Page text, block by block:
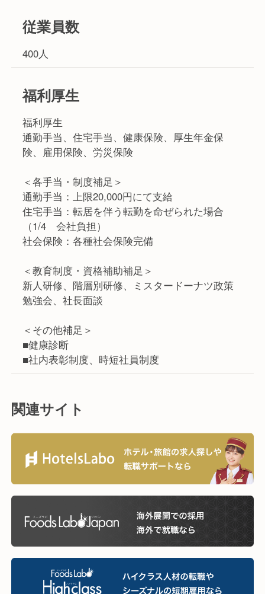
従業員数
400人
福利厚生
福利厚生
通勤手当、住宅手当、健康保険、厚生年金保
険、雇用保険、労災保険
＜各手当・制度補足＞
通勤手当：上限20,000円にて支給
住宅手当：転居を伴う転勤を命ぜられた場合
（1/4 会社負担）
社会保険：各種社会保険完備
＜教育制度・資格補助補足＞
新人研修、階層別研修、ミスタードーナツ政策
勉強会、社長面談
＜その他補足＞
■健康診断
■社内表彰制度、時短社員制度
関連サイト